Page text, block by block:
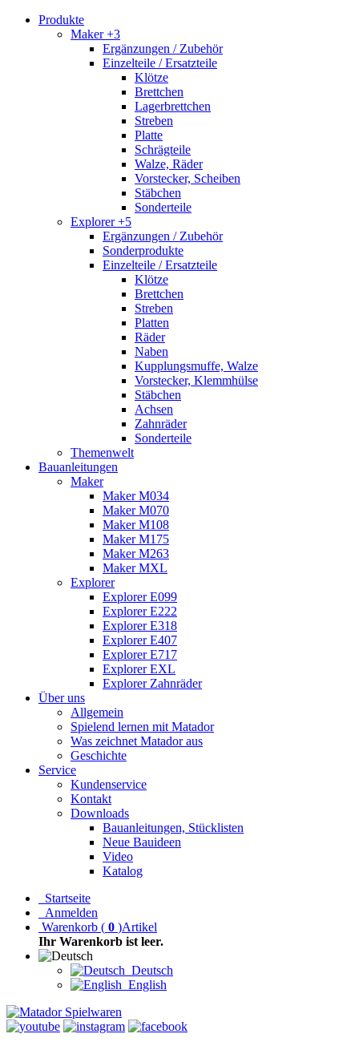
Produkte
Maker +3
Ergänzungen / Zubehör
Einzelteile / Ersatzteile
Klötze
Brettchen
Lagerbrettchen
Streben
Platte
Schrägteile
Walze, Räder
Vorstecker, Scheiben
Stäbchen
Sonderteile
Explorer +5
Ergänzungen / Zubehör
Sonderprodukte
Einzelteile / Ersatzteile
Klötze
Brettchen
Streben
Platten
Räder
Naben
Kupplungsmuffe, Walze
Vorstecker, Klemmhülse
Stäbchen
Achsen
Zahnräder
Sonderteile
Themenwelt
Bauanleitungen
Maker
Maker M034
Maker M070
Maker M108
Maker M175
Maker M263
Maker MXL
Explorer
Explorer E099
Explorer E222
Explorer E318
Explorer E407
Explorer E717
Explorer EXL
Explorer Zahnräder
Über uns
Allgemein
Spielend lernen mit Matador
Was zeichnet Matador aus
Geschichte
Service
Kundenservice
Kontakt
Downloads
Bauanleitungen, Stücklisten
Neue Bauideen
Video
Katalog
Startseite
Anmelden
Warenkorb ( 0 )Artikel
Ihr Warenkorb ist leer.
Deutsch
English